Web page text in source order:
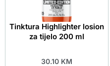
Tinktura Highlighter losion
za tijelo 200 ml
30.10 KM